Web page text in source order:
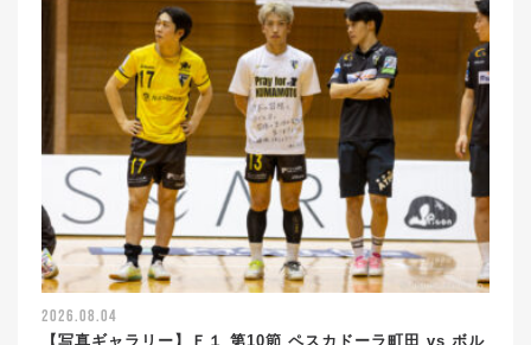
2026.08.04
【写真ギャラリー】Ｆ１ 第10節 ペスカドーラ町田 vs ボル